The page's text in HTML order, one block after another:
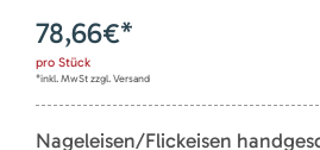
78,66€*
pro Stück
*inkl. MwSt zzgl. Versand
Nageleisen/Flickeisen